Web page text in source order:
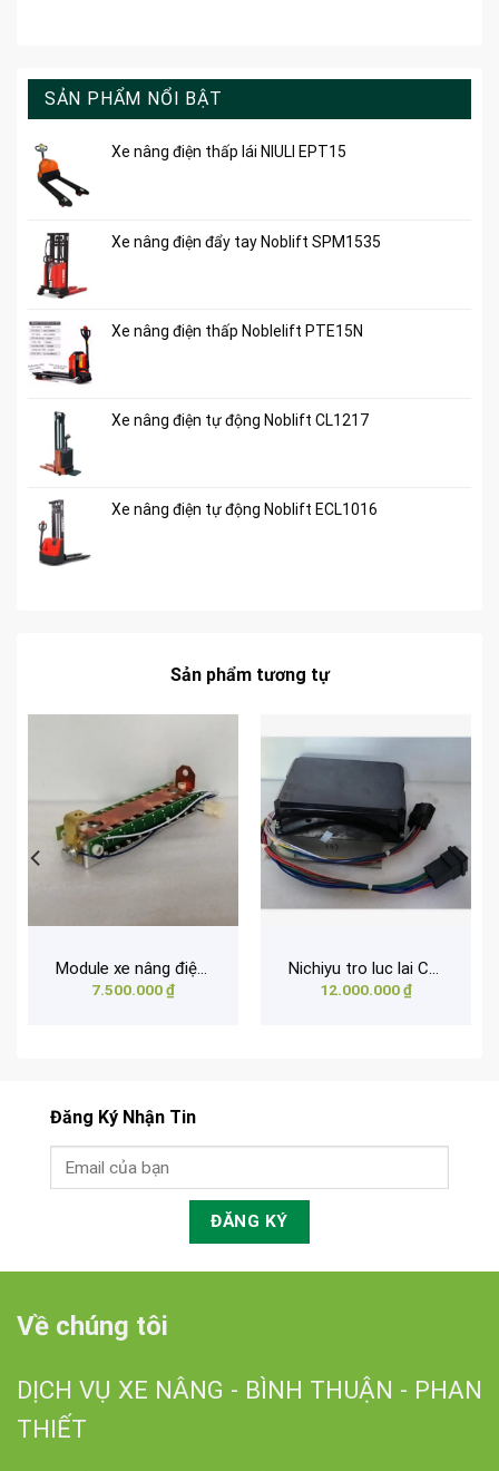
SẢN PHẨM NỔI BẬT
Xe nâng điện thấp lái NIULI EPT15
Xe nâng điện đẩy tay Noblift SPM1535
Xe nâng điện thấp Noblelift PTE15N
Xe nâng điện tự động Noblift CL1217
Xe nâng điện tự động Noblift ECL1016
Sản phẩm tương tự
Module xe nâng điện NICHIYU
7.500.000₫
Nichiyu tro luc lai CU103-86D (48V)
12.000.000₫
Đăng Ký Nhận Tin
Về chúng tôi
DỊCH VỤ XE NÂNG - BÌNH THUẬN - PHAN
THIẾT